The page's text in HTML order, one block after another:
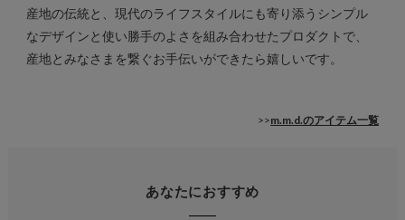
産地の伝統と、現代のライフスタイルにも寄り添うシンプル
なデザインと使い勝手のよさを組み合わせたプロダクトで、
産地とみなさまを繋ぐお手伝いができたら嬉しいです。
>>m.m.d.のアイテム一覧
あなたにおすすめ